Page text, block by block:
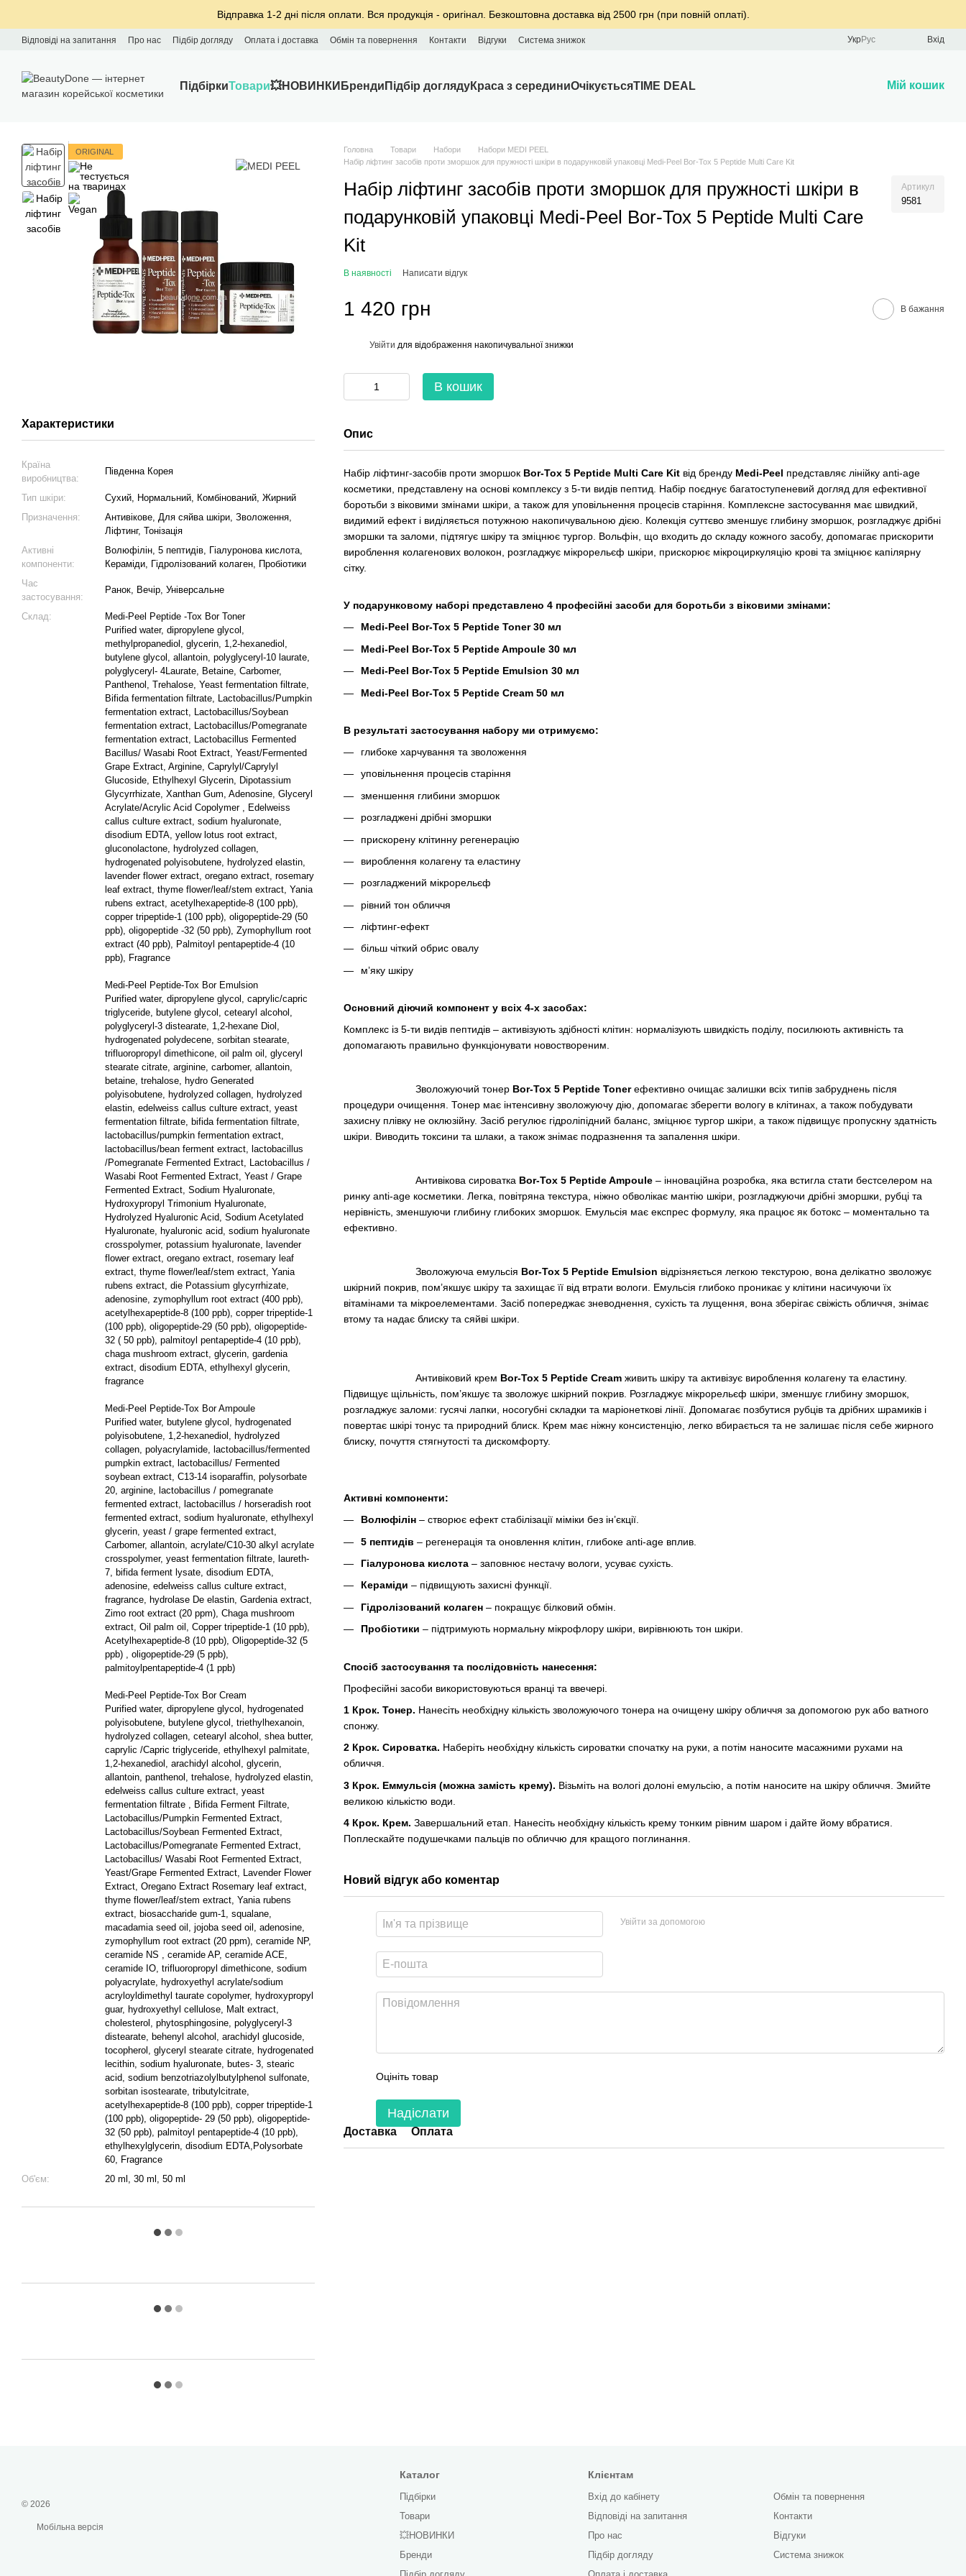
Відправка 1-2 дні після оплати. Вся продукція - оригінал. Безкоштовна доставка від 2500 грн (при повній оплаті).
Відповіді на запитання Про нас Підбір догляду Оплата і доставка Обмін та повернення Контакти Відгуки Система знижок УкрРус Вхід
ПідбіркиТовари💥НОВИНКИ Бренди Підбір доглядуКраса з серединиОчікуєтьсяTIME DEAL Мій кошик
ORIGINAL
Характеристики
Країна
виробництва:
Південна Корея
Тип шкіри:
Сухий, Нормальний, Комбінований, Жирний
Призначення:
Антивікове, Для сяйва шкіри, Зволоження,
Ліфтинг, Тонізація
Активні
компоненти:
Волюфілін, 5 пептидів, Гіалуронова кислота,
Кераміди, Гідролізований колаген, Пробіотики
Час
застосування:
Ранок, Вечір, Універсальне
Склад:
Medi-Peel Peptide -Tox Bor Toner
Purified water, dipropylene glycol,
methylpropanediol, glycerin, 1,2-hexanediol,
butylene glycol, allantoin, polyglyceryl-10 laurate,
polyglyceryl- 4Laurate, Betaine, Carbomer,
Panthenol, Trehalose, Yeast fermentation filtrate,
Bifida fermentation filtrate, Lactobacillus/Pumpkin
fermentation extract, Lactobacillus/Soybean
fermentation extract, Lactobacillus/Pomegranate
fermentation extract, Lactobacillus Fermented
Bacillus/ Wasabi Root Extract, Yeast/Fermented
Grape Extract, Arginine, Caprylyl/Caprylyl
Glucoside, Ethylhexyl Glycerin, Dipotassium
Glycyrrhizate, Xanthan Gum, Adenosine, Glyceryl
Acrylate/Acrylic Acid Copolymer , Edelweiss
callus culture extract, sodium hyaluronate,
disodium EDTA, yellow lotus root extract,
gluconolactone, hydrolyzed collagen,
hydrogenated polyisobutene, hydrolyzed elastin,
lavender flower extract, oregano extract, rosemary
leaf extract, thyme flower/leaf/stem extract, Yania
rubens extract, acetylhexapeptide-8 (100 ppb),
copper tripeptide-1 (100 ppb), oligopeptide-29 (50
ppb), oligopeptide -32 (50 ppb), Zymophyllum root
extract (40 ppb), Palmitoyl pentapeptide-4 (10
ppb), Fragrance
Medi-Peel Peptide-Tox Bor Emulsion
Purified water, dipropylene glycol, caprylic/capric
triglyceride, butylene glycol, cetearyl alcohol,
polyglyceryl-3 distearate, 1,2-hexane Diol,
hydrogenated polydecene, sorbitan stearate,
trifluoropropyl dimethicone, oil palm oil, glyceryl
stearate citrate, arginine, carbomer, allantoin,
betaine, trehalose, hydro Generated
polyisobutene, hydrolyzed collagen, hydrolyzed
elastin, edelweiss callus culture extract, yeast
fermentation filtrate, bifida fermentation filtrate,
lactobacillus/pumpkin fermentation extract,
lactobacillus/bean ferment extract, lactobacillus
/Pomegranate Fermented Extract, Lactobacillus /
Wasabi Root Fermented Extract, Yeast / Grape
Fermented Extract, Sodium Hyaluronate,
Hydroxypropyl Trimonium Hyaluronate,
Hydrolyzed Hyaluronic Acid, Sodium Acetylated
Hyaluronate, hyaluronic acid, sodium hyaluronate
crosspolymer, potassium hyaluronate, lavender
flower extract, oregano extract, rosemary leaf
extract, thyme flower/leaf/stem extract, Yania
rubens extract, die Potassium glycyrrhizate,
adenosine, zymophyllum root extract (400 ppb),
acetylhexapeptide-8 (100 ppb), copper tripeptide-1
(100 ppb), oligopeptide-29 (50 ppb), oligopeptide-
32 ( 50 ppb), palmitoyl pentapeptide-4 (10 ppb),
chaga mushroom extract, glycerin, gardenia
extract, disodium EDTA, ethylhexyl glycerin,
fragrance
Medi-Peel Peptide-Tox Bor Ampoule
Purified water, butylene glycol, hydrogenated
polyisobutene, 1,2-hexanediol, hydrolyzed
collagen, polyacrylamide, lactobacillus/fermented
pumpkin extract, lactobacillus/ Fermented
soybean extract, C13-14 isoparaffin, polysorbate
20, arginine, lactobacillus / pomegranate
fermented extract, lactobacillus / horseradish root
fermented extract, sodium hyaluronate, ethylhexyl
glycerin, yeast / grape fermented extract,
Carbomer, allantoin, acrylate/C10-30 alkyl acrylate
crosspolymer, yeast fermentation filtrate, laureth-
7, bifida ferment lysate, disodium EDTA,
adenosine, edelweiss callus culture extract,
fragrance, hydrolase De elastin, Gardenia extract,
Zimo root extract (20 ppm), Chaga mushroom
extract, Oil palm oil, Copper tripeptide-1 (10 ppb),
Acetylhexapeptide-8 (10 ppb), Oligopeptide-32 (5
ppb) , oligopeptide-29 (5 ppb),
palmitoylpentapeptide-4 (1 ppb)
Medi-Peel Peptide-Tox Bor Cream
Purified water, dipropylene glycol, hydrogenated
polyisobutene, butylene glycol, triethylhexanoin,
hydrolyzed collagen, cetearyl alcohol, shea butter,
caprylic /Capric triglyceride, ethylhexyl palmitate,
1,2-hexanediol, arachidyl alcohol, glycerin,
allantoin, panthenol, trehalose, hydrolyzed elastin,
edelweiss callus culture extract, yeast
fermentation filtrate , Bifida Ferment Filtrate,
Lactobacillus/Pumpkin Fermented Extract,
Lactobacillus/Soybean Fermented Extract,
Lactobacillus/Pomegranate Fermented Extract,
Lactobacillus/ Wasabi Root Fermented Extract,
Yeast/Grape Fermented Extract, Lavender Flower
Extract, Oregano Extract Rosemary leaf extract,
thyme flower/leaf/stem extract, Yania rubens
extract, biosaccharide gum-1, squalane,
macadamia seed oil, jojoba seed oil, adenosine,
zymophyllum root extract (20 ppm), ceramide NP,
ceramide NS , ceramide AP, ceramide ACE,
ceramide IO, trifluoropropyl dimethicone, sodium
polyacrylate, hydroxyethyl acrylate/sodium
acryloyldimethyl taurate copolymer, hydroxypropyl
guar, hydroxyethyl cellulose, Malt extract,
cholesterol, phytosphingosine, polyglyceryl-3
distearate, behenyl alcohol, arachidyl glucoside,
tocopherol, glyceryl stearate citrate, hydrogenated
lecithin, sodium hyaluronate, butes- 3, stearic
acid, sodium benzotriazolylbutylphenol sulfonate,
sorbitan isostearate, tributylcitrate,
acetylhexapeptide-8 (100 ppb), copper tripeptide-1
(100 ppb), oligopeptide- 29 (50 ppb), oligopeptide-
32 (50 ppb), palmitoyl pentapeptide-4 (10 ppb),
ethylhexylglycerin, disodium EDTA,Polysorbate
60, Fragrance
Об'єм:
20 ml, 30 ml, 50 ml
Головна Товари Набори
Набори MEDI PEEL
Набір ліфтинг засобів проти зморшок для пружності шкіри в подарунковій упаковці Medi-Peel Bor-Tox 5 Peptide Multi Care Kit
Набір ліфтинг засобів проти зморшок для пружності шкіри в
подарунковій упаковці Medi-Peel Bor-Tox 5 Peptide Multi Care
Kit
Артикул
9581
В наявності Написати відгук
1 420 грн В бажання
Увійти для відображення накопичувальної знижки
В кошик
Опис
Набір ліфтинг-засобів проти зморшок Bor-Tox 5 Peptide Multi Care Kit від бренду Medi-Peel представляє лінійку anti-age
косметики, представлену на основі комплексу з 5-ти видів пептид. Набір поєднує багатоступеневий догляд для ефективної
боротьби з віковими змінами шкіри, а також для уповільнення процесів старіння. Комплексне застосування має швидкий,
видимий ефект і виділяється потужною накопичувальною дією. Колекція суттєво зменшує глибину зморшок, розгладжує дрібні
зморшки та заломи, підтягує шкіру та зміцнює тургор. Вольфін, що входить до складу кожного засобу, допомагає прискорити
вироблення колагенових волокон, розгладжує мікрорельєф шкіри, прискорює мікроциркуляцію крові та зміцнює капілярну
сітку.
У подарунковому наборі представлено 4 професійні засоби для боротьби з віковими змінами:
Medi-Peel Bor-Tox 5 Peptide Toner 30 мл
Medi-Peel Bor-Tox 5 Peptide Ampoule 30 мл
Medi-Peel Bor-Tox 5 Peptide Emulsion 30 мл
Medi-Peel Bor-Tox 5 Peptide Cream 50 мл
В результаті застосування набору ми отримуємо:
глибоке харчування та зволоження
уповільнення процесів старіння
зменшення глибини зморшок
розгладжені дрібні зморшки
прискорену клітинну регенерацію
вироблення колагену та еластину
розгладжений мікрорельєф
рівний тон обличчя
ліфтинг-ефект
більш чіткий обрис овалу
м’яку шкіру
Основний діючий компонент у всіх 4-х засобах:
Комплекс із 5-ти видів пептидів – активізують здібності клітин: нормалізують швидкість поділу, посилюють активність та
допомагають правильно функціонувати новоствореним.
Зволожуючий тонер Bor-Tox 5 Peptide Tonerефективно очищає залишки всіх типів забруднень після
процедури очищення. Тонер має інтенсивну зволожуючу дію, допомагає зберегти вологу в клітинах, а також побудувати
захисну плівку не оклюзійну. Засіб регулює гідроліпідний баланс, зміцнює тургор шкіри, а також підвищує пропускну здатність
шкіри. Виводить токсини та шлаки, а також знімає подразнення та запалення шкіри.
Антивікова сироватка Bor-Tox 5 Peptide Ampoule – інноваційна розробка, яка встигла стати бестселером на
ринку anti-age косметики. Легка, повітряна текстура, ніжно обволікає мантію шкіри, розгладжуючи дрібні зморшки, рубці та
нерівність, зменшуючи глибину глибоких зморшок. Емульсія має експрес формулу, яка працює як ботокс – моментально та
ефективно.
Зволожуюча емульсія Bor-Tox 5 Peptide Emulsion відрізняється легкою текстурою, вона делікатно зволожує
шкірний покрив, пом’якшує шкіру та захищає її від втрати вологи. Емульсія глибоко проникає у клітини насичуючи їх
вітамінами та мікроелементами. Засіб попереджає зневоднення, сухість та лущення, вона зберігає свіжість обличчя, знімає
втому та надає блиску та сяйві шкіри.
Антивіковий крем Bor-Tox 5 Peptide Cream живить шкіру та активізує вироблення колагену та еластину.
Підвищує щільність, пом’якшує та зволожує шкірний покрив. Розгладжує мікрорельєф шкіри, зменшує глибину зморшок,
розгладжує заломи: гусячі лапки, носогубні складки та маріонеткові лінії. Допомагає позбутися рубців та дрібних шрамиків і
повертає шкірі тонус та природний блиск. Крем має ніжну консистенцію, легко вбирається та не залишає після себе жирного
блиску, почуття стягнутості та дискомфорту.
Активні компоненти:
Волюфілін – створює ефект стабілізації міміки без ін’єкції.
5 пептидів – регенерація та оновлення клітин, глибоке anti-age вплив.
Гіалуронова кислота – заповнює нестачу вологи, усуває сухість.
Кераміди – підвищують захисні функції.
Гідролізований колаген – покращує білковий обмін.
Пробіотики – підтримують нормальну мікрофлору шкіри, вирівнюють тон шкіри.
Спосіб застосування та послідовність нанесення:
Професійні засоби використовуються вранці та ввечері.
1 Крок. Тонер. Нанесіть необхідну кількість зволожуючого тонера на очищену шкіру обличчя за допомогою рук або ватного
спонжу.
2 Крок. Сироватка. Наберіть необхідну кількість сироватки спочатку на руки, а потім наносите масажними рухами на
обличчя.
3 Крок. Еммульсія (можна замість крему). Візьміть на вологі долоні емульсію, а потім наносите на шкіру обличчя. Змийте
великою кількістю води.
4 Крок. Крем. Завершальний етап. Нанесіть необхідну кількість крему тонким рівним шаром і дайте йому вбратися.
Поплескайте подушечками пальців по обличчю для кращого поглинання.
Новий відгук або коментар
Увійти за допомогою
Оцініть товар
Надіслати
Доставка Оплата
© 2026
Мобільна версія
Каталог
Підбірки
Товари
💥НОВИНКИ
Бренди
Клієнтам
Вхід до кабінету
Відповіді на запитання
Про нас
Підбір догляду
Обмін та повернення
Контакти
Відгуки
Система знижок